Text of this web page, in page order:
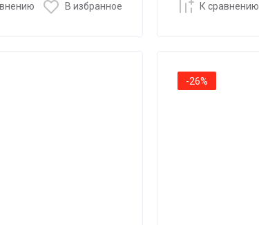
В избранное К сравнению
-26%